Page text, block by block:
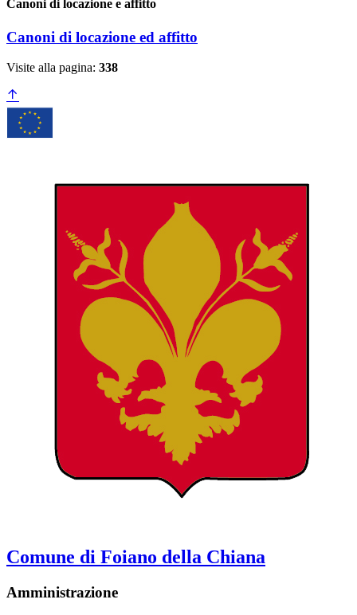
Canoni di locazione e affitto
Canoni di locazione ed affitto
Visite alla pagina: 338
Comune di Foiano della Chiana
Amministrazione